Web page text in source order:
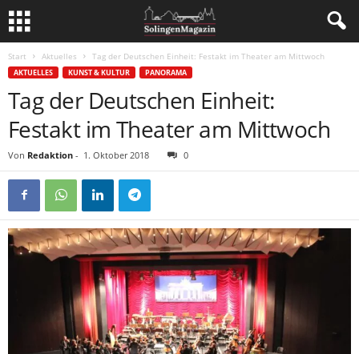
Start Aktuelles Tag der Deutschen Einheit: Festakt im Theater am Mittwoch
AKTUELLES KUNST & KULTUR PANORAMA
Tag der Deutschen Einheit:
Festakt im Theater am Mittwoch
Von Redaktion - 1. Oktober 2018 0